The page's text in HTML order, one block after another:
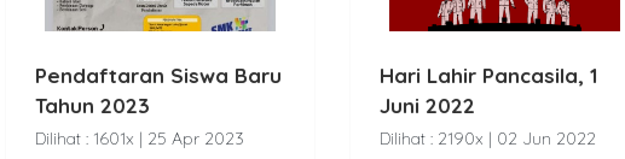
Pendaftaran Siswa Baru
Tahun 2023
Dilihat : 1601x | 25 Apr 2023
Hari Lahir Pancasila, 1
Juni 2022
Dilihat : 2190x | 02 Jun 2022